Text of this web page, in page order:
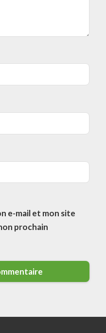
e-mail et mon site
prochain